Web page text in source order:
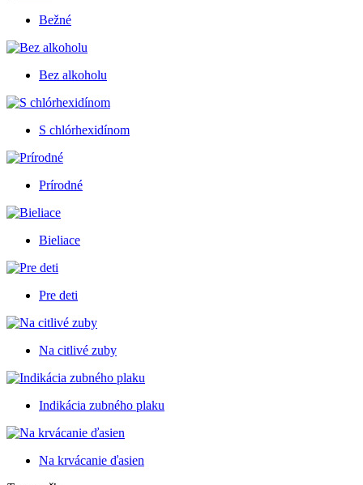
Bežné
Bez alkoholu
S chlórhexidínom
Prírodné
Bieliace
Pre deti
Na citlivé zuby
Indikácia zubného plaku
Na krvácanie ďasien